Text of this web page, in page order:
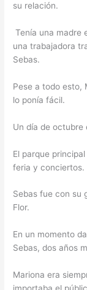
su relación.
Tenía una madre
una trabajadora
Sebas.
Pese a todo esto,
lo ponía fácil.
Un día de octubre
El parque
feria y conciertos.
Sebas fue con su
Flor.
En un momento
Sebas, dos años
Mariona era